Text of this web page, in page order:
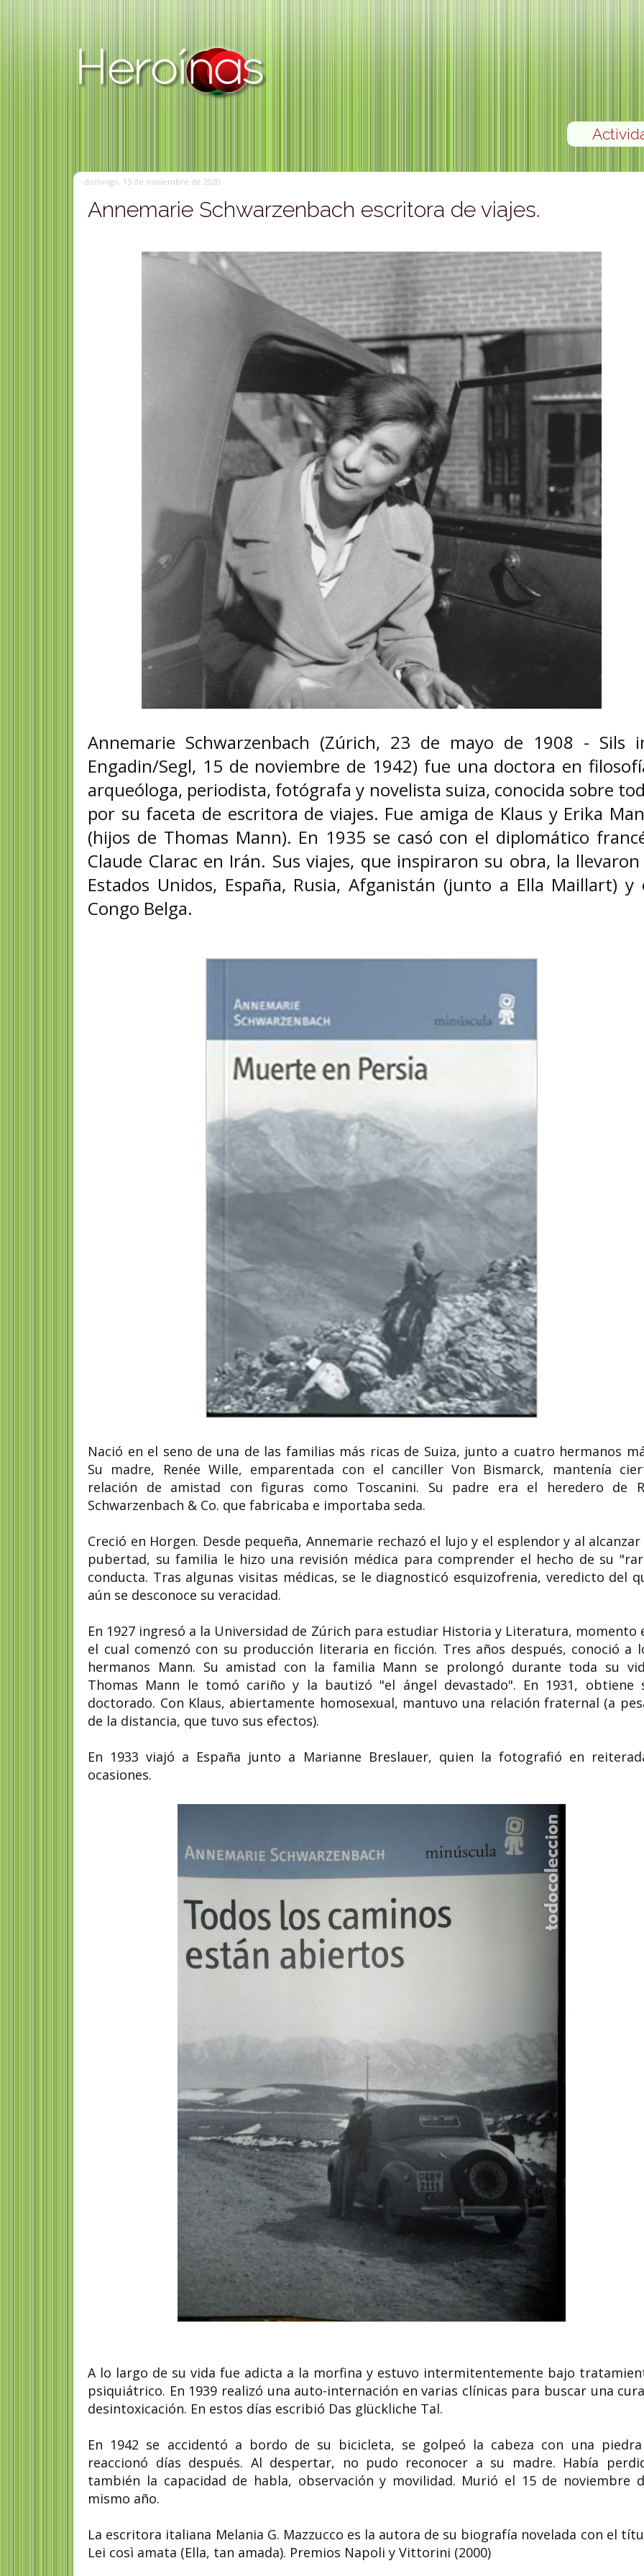
domingo, 15 de noviembre de 2020
Annemarie Schwarzenbach escritora de viajes.
Annemarie Schwarzenbach (Zúrich, 23 de mayo de 1908 - Sils
Engadin/Segl, 15 de noviembre de 1942) fue una doctora en
arqueóloga, periodista, fotógrafa y novelista suiza, conocida sobre
por su faceta de escritora de viajes. Fue amiga de Klaus y Erika
(hijos de Thomas Mann). En 1935 se casó con el diplomático
Claude Clarac en Irán. Sus viajes, que inspiraron su obra, la llevaron
Estados Unidos, España, Rusia, Afganistán (junto a Ella Maillart) y
Congo Belga.
Nació en el seno de una de las familias más ricas de Suiza, junto a cuatro hermanos
Su madre, Renée Wille, emparentada con el canciller Von Bismarck, mantenía
relación de amistad con figuras como Toscanini. Su padre era el heredero de
Schwarzenbach & Co. que fabricaba e importaba seda.
Creció en Horgen. Desde pequeña, Annemarie rechazó el lujo y el esplendor y al alcanzar
pubertad, su familia le hizo una revisión médica para comprender el hecho de su
conducta. Tras algunas visitas médicas, se le diagnosticó esquizofrenia, veredicto del
aún se desconoce su veracidad.
En 1927 ingresó a la Universidad de Zúrich para estudiar Historia y Literatura, momento
el cual comenzó con su producción literaria en ficción. Tres años después, conoció a
hermanos Mann. Su amistad con la familia Mann se prolongó durante toda su
Thomas Mann le tomó cariño y la bautizó "el ángel devastado". En 1931, obtiene
doctorado. Con Klaus, abiertamente homosexual, mantuvo una relación fraternal (a
de la distancia, que tuvo sus efectos).
En 1933 viajó a España junto a Marianne Breslauer, quien la fotografió en
ocasiones.
A lo largo de su vida fue adicta a la morfina y estuvo intermitentemente bajo
psiquiátrico. En 1939 realizó una auto-internación en varias clínicas para buscar una
desintoxicación. En estos días escribió Das glückliche Tal.
En 1942 se accidentó a bordo de su bicicleta, se golpeó la cabeza con una
reaccionó días después. Al despertar, no pudo reconocer a su madre. Había
también la capacidad de habla, observación y movilidad. Murió el 15 de noviembre
mismo año.
La escritora italiana Melania G. Mazzucco es la autora de su biografía novelada con el
Lei così amata (Ella, tan amada). Premios Napoli y Vittorini (2000)
Mireia Bofill Abelló
feminista
Mireia Bofill Abelló ( Santiago de
Chile , 1944) es una traductora y
editora de profesión desde el...
brasileña
Niède Guidon ( Jaú ,
1933 - São Raimundo
junio de 2025 ) fue